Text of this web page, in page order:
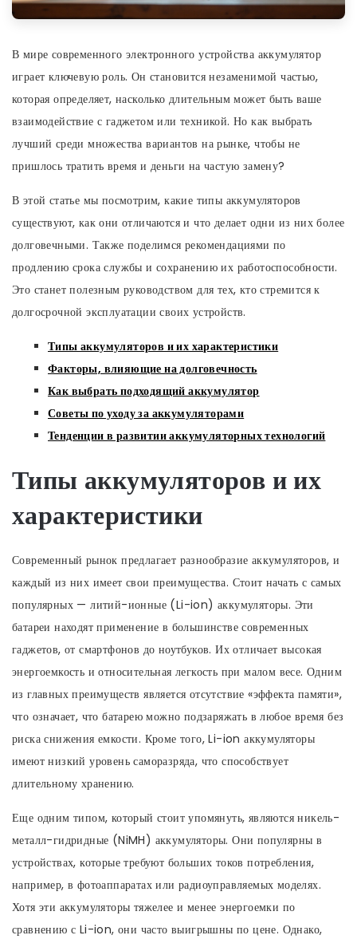
В мире современного электронного устройства аккумулятор
играет ключевую роль. Он становится незаменимой частью,
которая определяет, насколько длительным может быть ваше
взаимодействие с гаджетом или техникой. Но как выбрать
лучший среди множества вариантов на рынке, чтобы не
пришлось тратить время и деньги на частую замену?
В этой статье мы посмотрим, какие типы аккумуляторов
существуют, как они отличаются и что делает одни из них более
долговечными. Также поделимся рекомендациями по
продлению срока службы и сохранению их работоспособности.
Это станет полезным руководством для тех, кто стремится к
долгосрочной эксплуатации своих устройств.
Типы аккумуляторов и их характеристики
Факторы, влияющие на долговечность
Как выбрать подходящий аккумулятор
Советы по уходу за аккумуляторами
Тенденции в развитии аккумуляторных технологий
Типы аккумуляторов и их
характеристики
Современный рынок предлагает разнообразие аккумуляторов, и
каждый из них имеет свои преимущества. Стоит начать с самых
популярных — литий-ионные (Li-ion) аккумуляторы. Эти
батареи находят применение в большинстве современных
гаджетов, от смартфонов до ноутбуков. Их отличает высокая
энергоемкость и относительная легкость при малом весе. Одним
из главных преимуществ является отсутствие «эффекта памяти»,
что означает, что батарею можно подзаряжать в любое время без
риска снижения емкости. Кроме того, Li-ion аккумуляторы
имеют низкий уровень саморазряда, что способствует
длительному хранению.
Еще одним типом, который стоит упомянуть, являются никель-
металл-гидридные (NiMH) аккумуляторы. Они популярны в
устройствах, которые требуют больших токов потребления,
например, в фотоаппаратах или радиоуправляемых моделях.
Хотя эти аккумуляторы тяжелее и менее энергоемки по
сравнению с Li-ion, они часто выигрышны по цене. Однако,